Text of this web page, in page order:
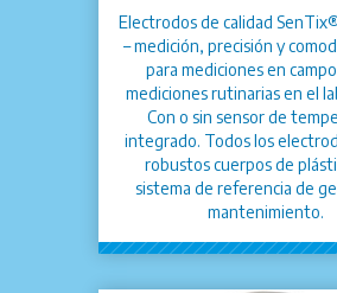
Electrodos de calidad
– medición, precisión y
para mediciones en
mediciones rutinarias en el
Con o sin sensor de
integrado. Todos los
robustos cuerpos de
sistema de referencia de
mantenimiento.